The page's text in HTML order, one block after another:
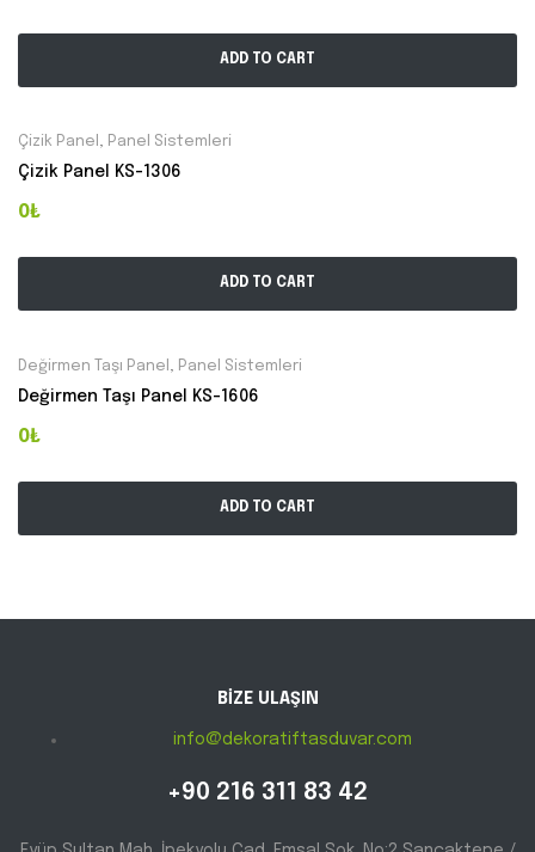
ADD TO CART
Çizik Panel , Panel Sistemleri
Çizik Panel KS-1306
0₺
ADD TO CART
Değirmen Taşı Panel , Panel Sistemleri
Değirmen Taşı Panel KS-1606
0₺
ADD TO CART
BİZE ULAŞIN
info@dekoratiftasduvar.com
+90 216 311 83 42